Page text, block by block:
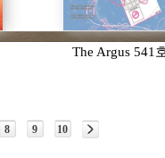
The Argus 541
8 9 10